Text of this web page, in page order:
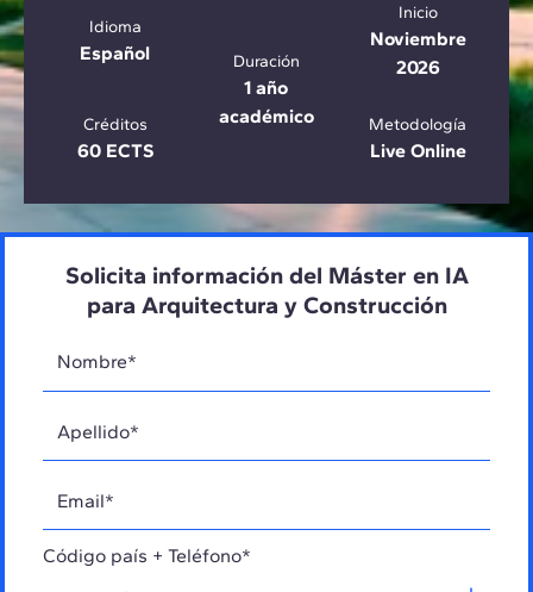
Idioma
Español Duración
1 año
académico
Inicio
Noviembre
2026
Créditos
60 ECTS
Metodología
Live Online
Solicita información del Máster en IA
para Arquitectura y Construcción
Código país + Teléfono*